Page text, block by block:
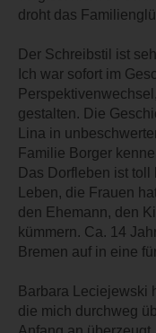
droht das
Der Schreibstil ist
Ich war sofort im
gestalten. Die
Lina in
Familie Borger
Das Dorfleben ist
Leben, die Frauen
den Ehemann, den
kümmern. Ca. 14
Bremen auf in eine
Barbara Leciejewski
die mich durchweg